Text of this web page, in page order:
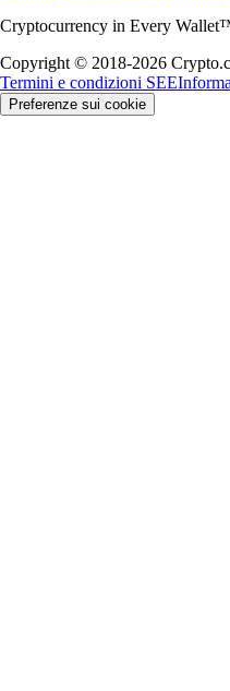
Cryptocurrency in Every
Copyright © 2018-2026
Termini e condizioni SEE
Preferenze sui cookie